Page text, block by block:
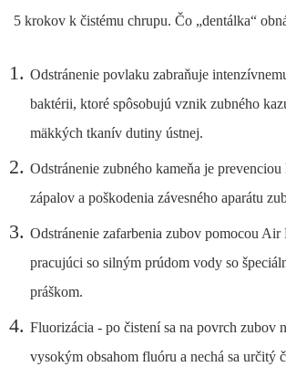
5 krokov k čistému chrupu. Čo „dentálka“
Odstránenie povlaku zabraňuje
baktérii, ktoré spôsobujú vznik zubného
mäkkých tkanív dutiny ústnej.
Odstránenie zubného kameňa je
zápalov a poškodenia závesného aparátu
Odstránenie zafarbenia zubov pomocou
pracujúci so silným prúdom vody so
práškom.
Fluorizácia - po čistení sa na povrch zubov
vysokým obsahom fluóru a nechá sa určitý